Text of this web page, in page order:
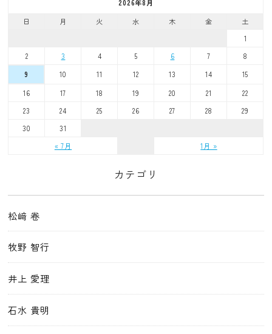
2026年8月
日
月 火 水 木 金 土
« 7月 1月 »
1
2
3 4 5 6 7
8
9
10 11 12 13 14
15
16
17 18 19 20 21
22
23
24 25 26 27 28
29
30
31
カテゴリ
松﨑 卷
牧野 智行
井上 愛理
石水 貴明